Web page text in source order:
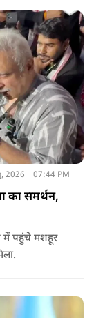
2026 07:44 PM
का समर्थन,
में पहुंचे मशहूर